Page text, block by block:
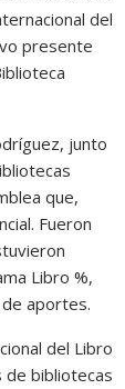
del
presente
junto
que,
Fueron
Libro %,
aportes.
del Libro
de bibliotecas